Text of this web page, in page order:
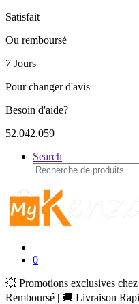
Satisfait
Ou remboursé
7 Jours
Pour changer d'avis
Besoin d'aide?
52.042.059
Search
Recherche
pour :
0
💥 Promotions exclusives
Remboursé | 🚚 Livraison